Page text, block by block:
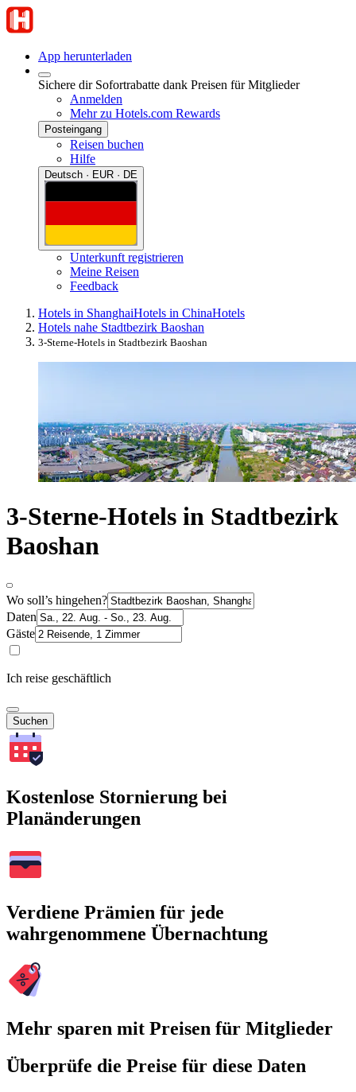
App herunterladen
Sichere dir Sofortrabatte dank Preisen für Mitglieder
Anmelden
Mehr zu Hotels.com Rewards
Posteingang
Reisen buchen
Hilfe
Deutsch · EUR · DE
Unterkunft registrieren
Meine Reisen
Feedback
Hotels in ShanghaiHotels in ChinaHotels
Hotels nahe Stadtbezirk Baoshan
3-Sterne-Hotels in Stadtbezirk Baoshan
3-Sterne-Hotels in Stadtbezirk
Baoshan
Wo soll’s hingehen?
Daten
Gäste
Ich reise geschäftlich
Suchen
Kostenlose Stornierung bei
Planänderungen
Verdiene Prämien für jede
wahrgenommene Übernachtung
Mehr sparen mit Preisen für Mitglieder
Überprüfe die Preise für diese Daten